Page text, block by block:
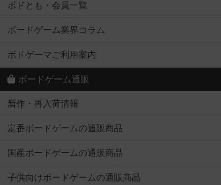
ボドとも・会員一覧
ボードゲーム業界コラム
ボドゲーマご利用案内
ボードゲーム通販
新作・再入荷情報
定番ボードゲームの通販商品
国産ボードゲームの通販商品
子供向けボードゲームの通販商品